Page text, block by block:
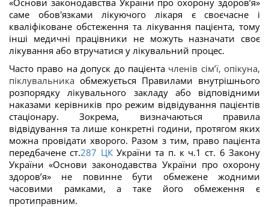
«Основи законодавства України про охорону здоров’я»
саме обов'язками лікуючого лікаря є своєчасне і
кваліфіковане обстеження та лікування пацієнта, тому
інші медичні працівники не можуть назначати своє
лікування або втручатися у лікувальний процес.
Часто право на допуск до пацієнта членів сім’ї, опікуна,
піклувальника обмежується Правилами внутрішнього
розпорядку лікувального закладу або відповідними
наказами керівників про режим відвідування пацієнтів
стаціонару. Зокрема, визначаються правила
відвідування та лише конкретні години, протягом яких
можна провідати хворого. Разом з тим, право пацієнта
передбачене ст.287 ЦКУкраїни та п. к ч.1 ст. 6 Закону
України «Основи законодавства України про охорону
здоров’я» не повинне бути обмежене жодними
часовими рамками, а таке його обмеження є
протиправним.